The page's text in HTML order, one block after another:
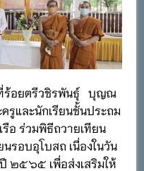
ร้อยตรีวชิรพันธุ์ บุญณ
รูและนักเรียนชั้นประถม
อ ร่วมพิธีถวายเทียน
รอบอุโบสถ เนื่องในวัน
๒๕๖๕ เพื่อส่งเสริมให้